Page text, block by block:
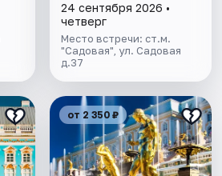
24 сентября 2026 •
четверг
Место встречи: ст.м.
"Садовая", ул. Садовая
д.37
от 2 350 ₽